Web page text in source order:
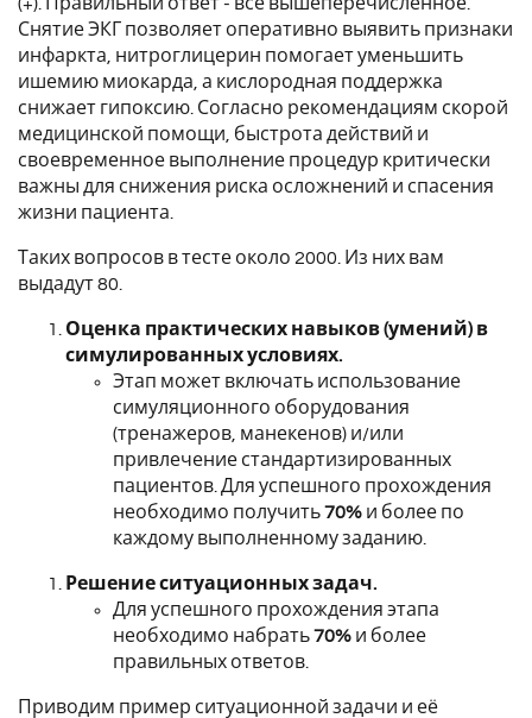
Снятие ЭКГ позволяет оперативно выявить признаки
инфаркта, нитроглицерин помогает уменьшить
ишемию миокарда, а кислородная поддержка
снижает гипоксию. Согласно рекомендациям скорой
медицинской помощи, быстрота действий и
своевременное выполнение процедур критически
важны для снижения риска осложнений и спасения
жизни пациента.
Таких вопросов в тесте около 2000. Из них вам
выдадут 80.
Оценка практических навыков (умений) в
симулированных условиях.
Этап может включать использование
симуляционного оборудования
(тренажеров, манекенов) и/или
привлечение стандартизированных
пациентов. Для успешного прохождения
необходимо получить70% и более по
каждому выполненному заданию.
Решение ситуационных задач.
Для успешного прохождения этапа
необходимо набрать70% и более
правильных ответов.
Приводим пример ситуационной задачи и её